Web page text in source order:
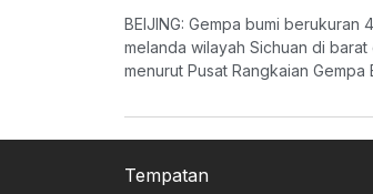
BEIJING: Gempa bumi berukuran
melanda wilayah Sichuan di barat
menurut Pusat Rangkaian Gempa
Tempatan